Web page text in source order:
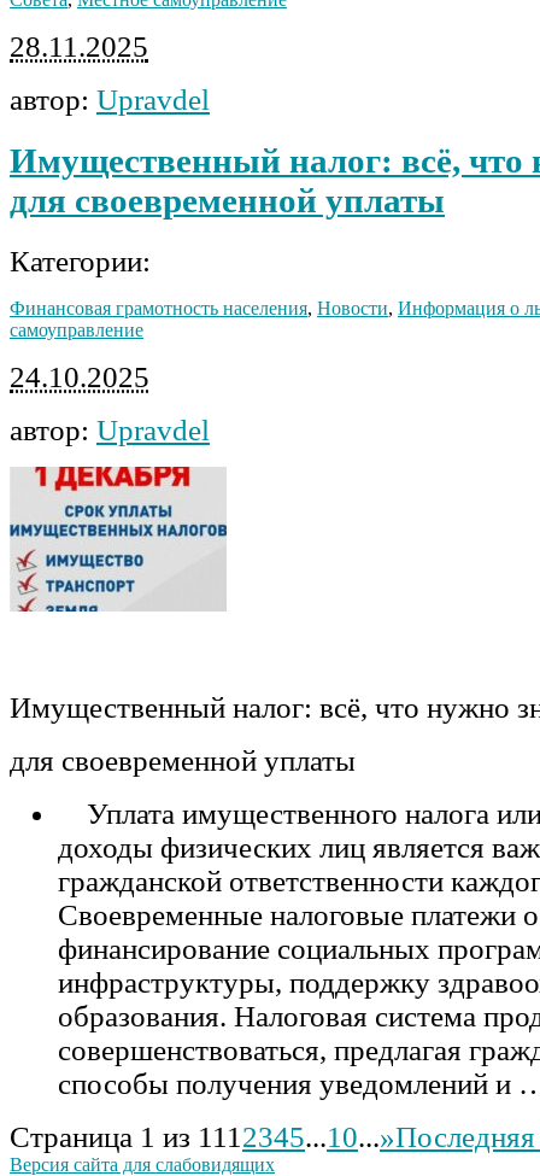
28.11.2025
автор: Upravdel
Имущественный налог: всё, что
для своевременной уплаты
Категории:
Финансовая грамотность населения, Новости, Информация о
самоуправление
24.10.2025
автор: Upravdel
Имущественный налог: всё, что нужно
для своевременной уплаты
Уплата имущественного налога
доходы физических лиц является
гражданской ответственности
Своевременные налоговые платежи
финансирование социальных
инфраструктуры, поддержку
образования. Налоговая система
совершенствоваться, предлагая
способы получения уведомлений и
Страница 1 из 11 1 2345...10...»
Версия сайта для слабовидящих